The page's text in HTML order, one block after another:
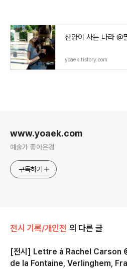
산양이 사는 나라 @
yoaek.tistory.com
www.yoaek.com
예술가 좋아은경
구독하기
전시 기록/개인전 의 다른 글
[전시] Lettre à Rachel Carson
de la Fontaine, Verlinghem,